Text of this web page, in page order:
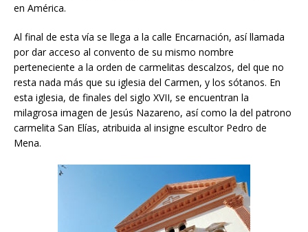
en América.
Al final de esta vía se llega a la calle Encarnación, así llamada
por dar acceso al convento de su mismo nombre
perteneciente a la orden de carmelitas descalzos, del que no
resta nada más que su iglesia del Carmen, y los sótanos. En
esta iglesia, de finales del siglo XVII, se encuentran la
milagrosa imagen de Jesús Nazareno, así como la del patrono
carmelita San Elías, atribuida al insigne escultor Pedro de
Mena.